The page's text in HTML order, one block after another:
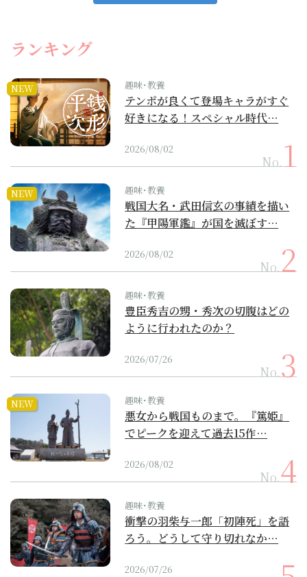
ランキング
NEW 趣味･教養
テンポが良くて登場キャラがすぐ
好きになる！スペシャル時代…
2026/08/02
No.
NEW 趣味･教養
戦国大名・武田信玄の事績を描い
た『甲陽軍鑑』が国を滅ぼす…
2026/08/02
No.
趣味･教養
豊臣秀吉の甥・秀次の切腹はどの
ように行われたのか？
2026/07/26
No.
NEW 趣味･教養
悪女から戦国ものまで。『篤姫』
でピークを迎えて過去15作…
2026/08/02
No.
趣味･教養
衝撃の羽柴与一郎「初陣死」を語
ろう。どうして守り切れなか…
2026/07/26